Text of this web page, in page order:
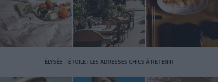
ÉLYSÉE - ÉTOILE : LES ADRESSES CHICS À RETENIR